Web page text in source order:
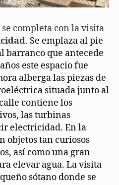
completa con la visita
. Se emplaza al pie
barranco que antecede
este espacio fue
alberga las piezas de
situada junto al
contiene los
las turbinas
electricidad. En la
objetos tan curiosos
así como una gran
elevar agua. La visita
sótano donde se